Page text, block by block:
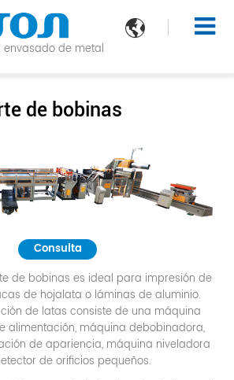

de metal
de bobinas
Consulta
de bobinas es ideal para impresión de
de hojalata o láminas de aluminio.
de latas consiste de una máquina
alimentación, máquina debobinadora,
de apariencia, máquina niveladora
de orificios pequeños.